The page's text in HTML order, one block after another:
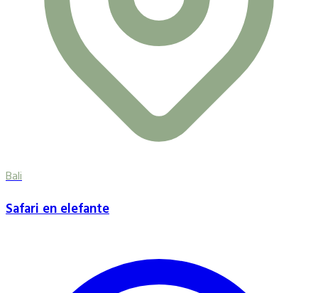
Bali
Safari en elefante